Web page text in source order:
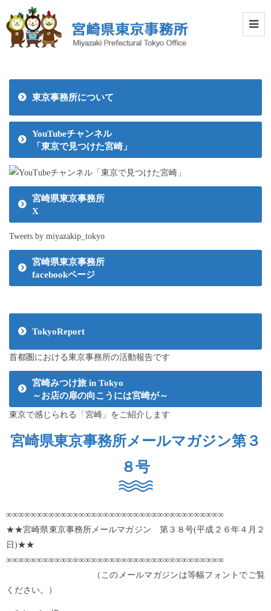
東京事務所について
YouTubeチャンネル
「東京で見つけた宮崎」
宮崎県東京事務所
X
Tweets by miyazakip_tokyo
宮崎県東京事務所
facebookページ
TokyoReport
首都圏における東京事務所の活動報告です
宮崎みつけ旅 in Tokyo
～お店の扉の向こうには宮崎が～
東京で感じられる「宮崎」をご紹介します
宮崎県東京事務所メールマガジン第３
８号
∞∞∞∞∞∞∞∞∞∞∞∞∞∞∞∞∞∞∞∞∞∞∞∞∞∞∞∞∞∞∞∞∞∞∞∞
★★宮崎県東京事務所メールマガジン 第３８号(平成２６年４月２
日)★★
∞∞∞∞∞∞∞∞∞∞∞∞∞∞∞∞∞∞∞∞∞∞∞∞∞∞∞∞∞∞∞∞∞∞∞∞
（このメールマガジンは等幅フォントでご覧
ください。）